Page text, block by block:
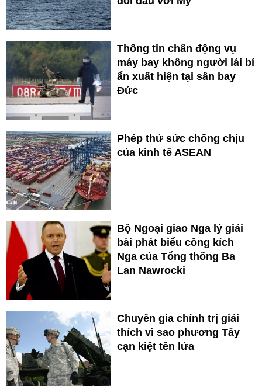
Thông tin chấn động vụ
máy bay không người lái bí
ẩn xuất hiện tại sân bay
Đức
Phép thử sức chống chịu
của kinh tế ASEAN
Bộ Ngoại giao Nga lý giải
bài phát biểu công kích
Nga của Tổng thống Ba
Lan Nawrocki
Chuyên gia chính trị giải
thích vì sao phương Tây
cạn kiệt tên lửa